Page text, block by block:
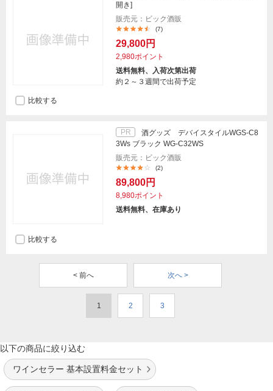
開き]
販売元：ビック酒販
(7)
29,800円
2,980ポイント
送料無料、入荷次第出荷
約２～３週間で出荷予定
比較する
PR
酒グッズ デバイスタイルWGS-C8
3Ws ブラック WG-C32WS
販売元：ビック酒販
(2)
89,800円
8,980ポイント
送料無料、在庫あり
比較する
< 前へ 次へ >
1 2 3
以下の商品に絞り込む
ワインセラー 基本設置料金セット